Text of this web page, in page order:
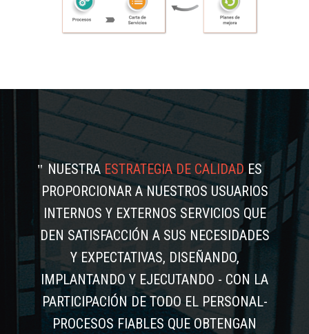
NUESTRAESTRATEGIA DE CALIDADES
PROPORCIONAR A NUESTROS USUARIOS
INTERNOS Y EXTERNOS SERVICIOS QUE
DEN SATISFACCIÓN A SUS NECESIDADES
Y EXPECTATIVAS, DISEÑANDO,
IMPLANTANDO Y EJECUTANDO - CON LA
PARTICIPACIÓN DE TODO EL PERSONAL-
PROCESOS FIABLES QUE OBTENGAN